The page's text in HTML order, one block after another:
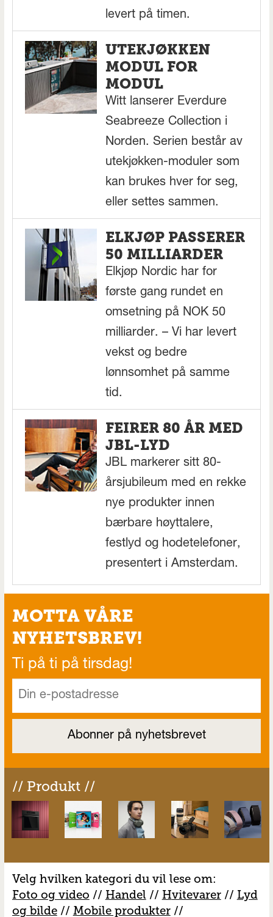
levert på timen.
UTEKJØKKEN
MODUL FOR
MODUL
Witt lanserer Everdure
Seabreeze Collection i
Norden. Serien består av
utekjøkken-moduler som
kan brukes hver for seg,
eller settes sammen.
ELKJØP PASSERER
50 MILLIARDER
Elkjøp Nordic har for
første gang rundet en
omsetning på NOK 50
milliarder. – Vi har levert
vekst og bedre
lønnsomhet på samme
tid.
FEIRER 80 ÅR MED
JBL-LYD
JBL markerer sitt 80-
årsjubileum med en rekke
nye produkter innen
bærbare høyttalere,
festlyd og hodetelefoner,
presentert i Amsterdam.
MOTTA VÅRE
NYHETSBREV!
Ti på ti på tirsdag!
// Produkt //
Velg hvilken kategori du vil lese om:
Foto og video // Handel // Hvitevarer// Lyd
og bilde// Mobile produkter//